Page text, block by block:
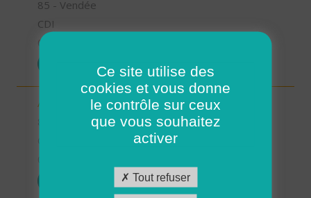
85 - Vendée
CDI
06/10/2025
Aide soignant à domicile - Bouin (H/F)
85 - Vendée
Ce site utilise des
cookies et vous donne
le contrôle sur ceux
que vous souhaitez
activer
Tout refuser